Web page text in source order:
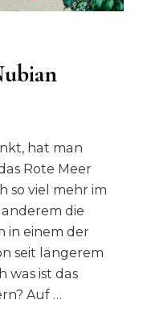
hat man
Rote Meer
so viel mehr im
die
in einem der
seit längerem
was ist das
Auf …